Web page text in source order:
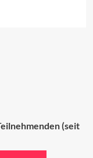
(seit